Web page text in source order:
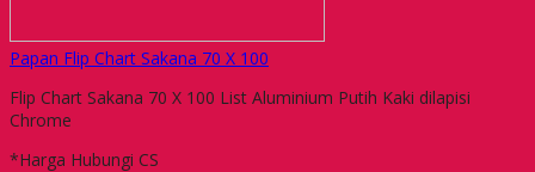
Papan Flip Chart Sakana 70 X 100
Flip Chart Sakana 70 X 100 List Aluminium Putih Kaki dilapisi
Chrome
*Harga Hubungi CS